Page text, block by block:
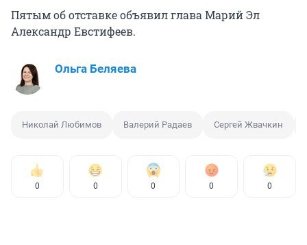
Пятым об отставке объявил глава Марий Эл
Александр Евстифеев.
Ольга Беляева
Николай Любимов Валерий Радаев Сергей Жвачкин
0 0 0 0 0